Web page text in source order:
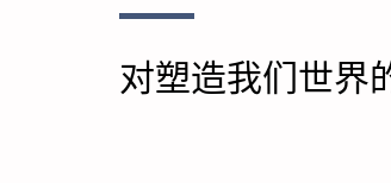
对塑造我们世界